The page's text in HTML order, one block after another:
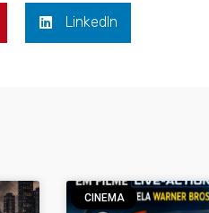
LinkedIn
CINEMA